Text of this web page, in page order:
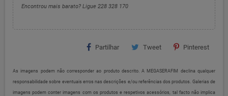
Encontrou mais barato? Ligue 228 328 170
Partilhar Tweet Pinterest
As imagens podem não corresponder ao produto descrito. A MEGASERAFIM declina qualquer
responsabilidade sobre eventuais erros nas descrições e/ou referências dos produtos. Galerias de
imagens podem conter imagens com os produtos e respetivos acessórios, tal facto não implica